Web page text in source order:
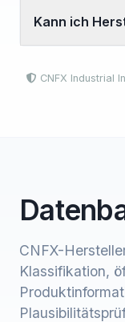
Kann ich
CNFX Industrial
CNFX-
Klassifikation,